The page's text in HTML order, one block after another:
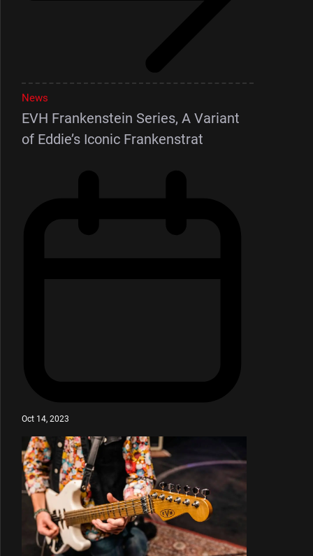
News
EVH Frankenstein Series, A Variant
of Eddie’s Iconic Frankenstrat
Oct 14, 2023